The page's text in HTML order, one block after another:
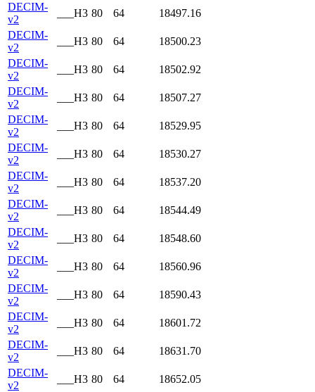
DECIM-
v2
___H3 80 64
18497.16
DECIM-
v2
___H3 80 64
18500.23
DECIM-
v2
___H3 80 64
18502.92
DECIM-
v2
___H3 80 64
18507.27
DECIM-
v2
___H3 80 64
18529.95
DECIM-
v2
___H3 80 64
18530.27
DECIM-
v2
___H3 80 64
18537.20
DECIM-
v2
___H3 80 64
18544.49
DECIM-
v2
___H3 80 64
18548.60
DECIM-
v2
___H3 80 64
18560.96
DECIM-
v2
___H3 80 64
18590.43
DECIM-
v2
___H3 80 64
18601.72
DECIM-
v2
___H3 80 64
18631.70
DECIM-
v2
___H3 80 64
18652.05